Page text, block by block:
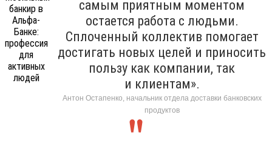
самым приятным моментом
остается работа с людьми.
Сплоченный коллектив помогает
достигать новых целей и приносить
пользу как компании, так
и клиентам».
Антон Остапенко, начальник отдела доставки банковских
продуктов